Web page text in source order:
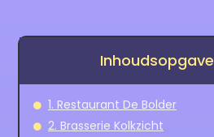
Inhoudsopgave
1. Restaurant De Bolder
2. Brasserie Kolkzicht